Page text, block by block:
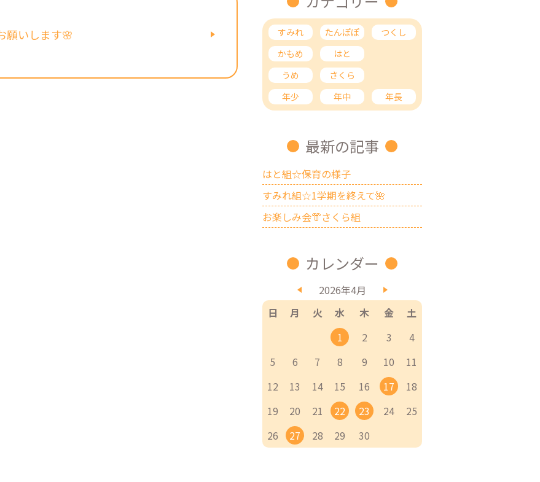
願いします🌸 すみれ たんぽぽ
つくし
かもめ
はと
うめ
さくら
年少
年中 年長
最新の記事
はと組☆保育の様子
すみれ組☆1学期を終えて🌺
お楽しみ会👘さくら組
カレンダー
2026年4月
日
月 火 水 木 金
土
1
2 3
4
5
6 7 8 9 10
11
12
13 14 15 16 17
18
19
20 21 22 23 24
25
26
27 28 29 30